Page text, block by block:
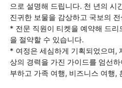
으로 설명해 드립니다. 천 년의 시
진귀한 보물을 감상하고 국보의
* 전문 직원이 티켓을 예약해 드리
을 절약할 수 있습니다.
* 여정은 세심하게 기획되었으며,
상의 경력을 가진 가이드를 엄선
부하고 가족 여행, 비즈니스 여행,